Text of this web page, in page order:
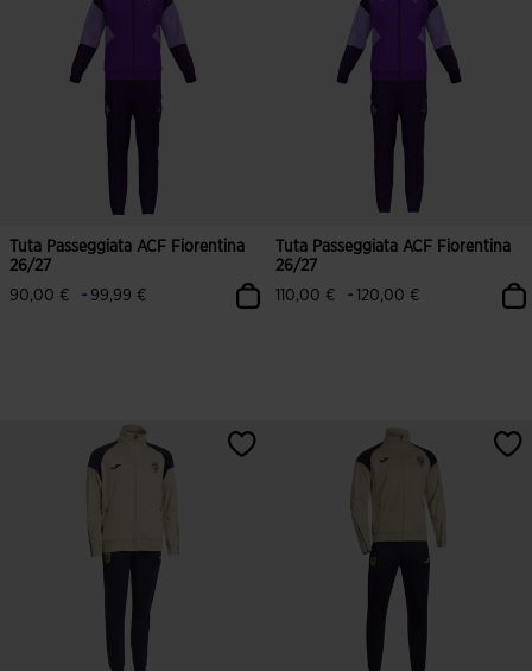
Tuta Passeggiata ACF Fiorentina
26/27
90,00 €
- 99,99 €
5 su 5 valutazione dei clienti
Tuta Passeggiata ACF Fiorentina
26/27
110,00 €
- 120,00 €
4,6 su 5 valutazione dei clienti